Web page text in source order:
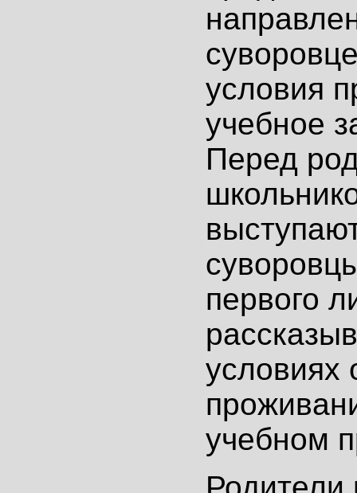
условия
учебное
Перед
первого
условиях
учебном